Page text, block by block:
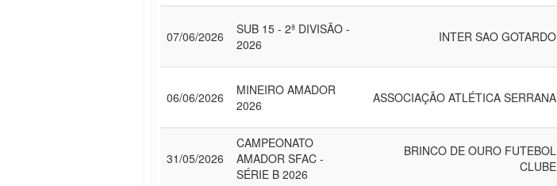
07/06/2026
SUB 15 - 2ª DIVISÃO -
2026
INTER SAO GOTARDO
06/06/2026
MINEIRO AMADOR
2026
ASSOCIAÇÃO ATLÉTICA SERRANA
31/05/2026
CAMPEONATO
AMADOR SFAC -
SÉRIE B 2026
BRINCO DE OURO FUTEBOL
CLUBE